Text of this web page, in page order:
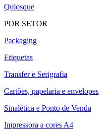
Quiosque
POR SETOR
Packaging
Etiquetas
Transfer e Serigrafia
Cartões, papelaria e envelopes
Sinalética e Ponto de Venda
Impressora a cores A4